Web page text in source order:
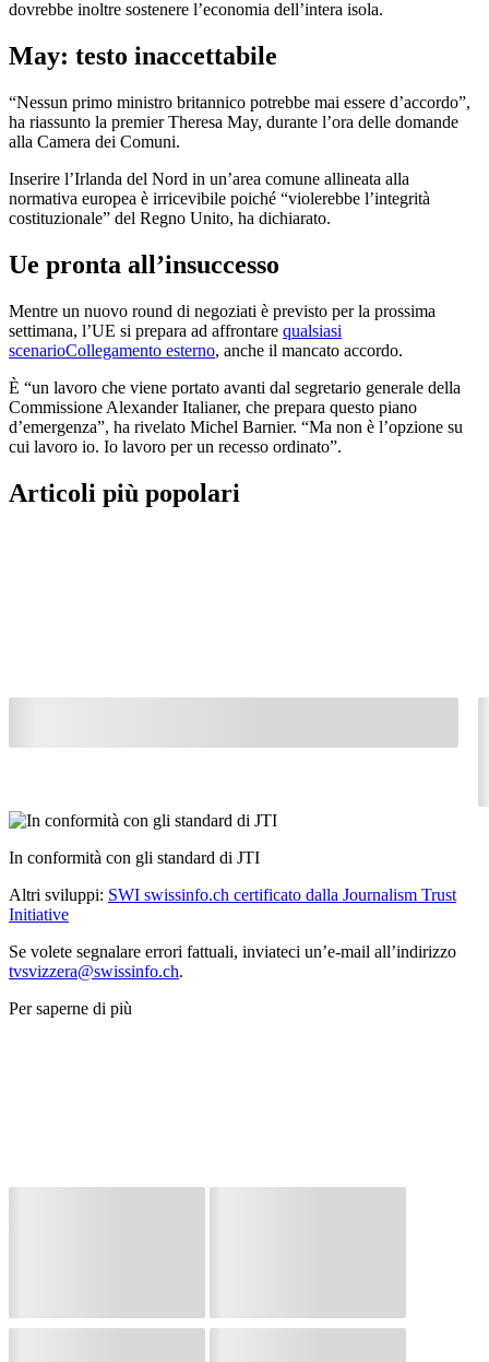
dovrebbe inoltre sostenere l’economia dell’intera isola.
May: testo inaccettabile
“Nessun primo ministro britannico potrebbe mai essere d’accordo”,
ha riassunto la premier Theresa May, durante l’ora delle domande
alla Camera dei Comuni.
Inserire l’Irlanda del Nord in un’area comune allineata alla
normativa europea è irricevibile poiché “violerebbe l’integrità
costituzionale” del Regno Unito, ha dichiarato.
Ue pronta all’insuccesso
Mentre un nuovo round di negoziati è previsto per la prossima
settimana, l’UE si prepara ad affrontare qualsiasi
scenarioCollegamento esterno, anche il mancato accordo.
È “un lavoro che viene portato avanti dal segretario generale della
Commissione Alexander Italianer, che prepara questo piano
d’emergenza”, ha rivelato Michel Barnier. “Ma non è l’opzione su
cui lavoro io. Io lavoro per un recesso ordinato”.
Articoli più popolari
In conformità con gli standard di JTI
Altri sviluppi: SWI swissinfo.ch certificato dalla Journalism Trust
Initiative
Se volete segnalare errori fattuali, inviateci un’e-mail all’indirizzo
tvsvizzera@swissinfo.ch.
Per saperne di più